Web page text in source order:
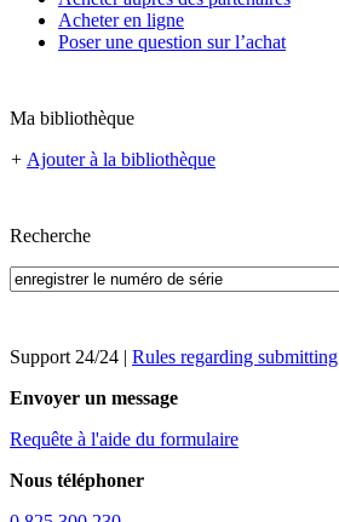
Acheter en ligne
Poser une question sur l’achat
Ma bibliothèque
+ Ajouter à la bibliothèque
Recherche
Support 24/24 | Rules regarding submitting
Envoyer un message
Requête à l'aide du formulaire
Nous téléphoner